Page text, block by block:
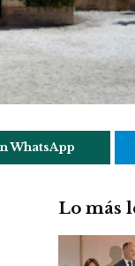
WhatsApp
Lo más